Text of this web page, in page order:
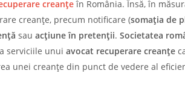
creanțeîn România. Însă, în
creanțe, precum notificare (somația de
sau acțiune în pretenții. Societatea
serviciile unui avocat recuperare creanțe
unei creanțe din punct de vedere al